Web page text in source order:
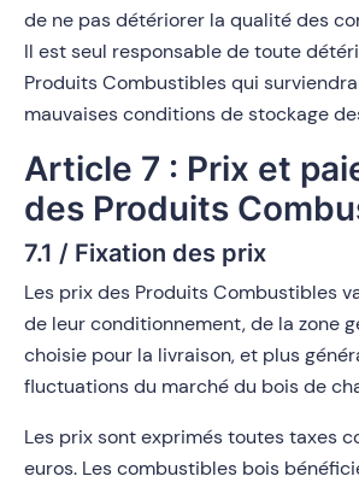
de ne pas détériorer la qualité des
Il est seul responsable de toute
Produits Combustibles qui
mauvaises conditions de stockage
Article 7 : Prix et
des Produits
7.1 / Fixation des prix
Les prix des Produits Combustibles
de leur conditionnement, de la zone
choisie pour la livraison, et plus
fluctuations du marché du bois de
Les prix sont exprimés toutes taxes
euros. Les combustibles bois